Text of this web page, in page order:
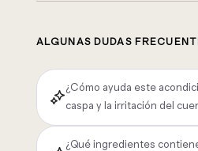
ALGUNAS DUDAS
¿Cómo ayuda este
caspa y la irritación del
¿Qué ingredientes